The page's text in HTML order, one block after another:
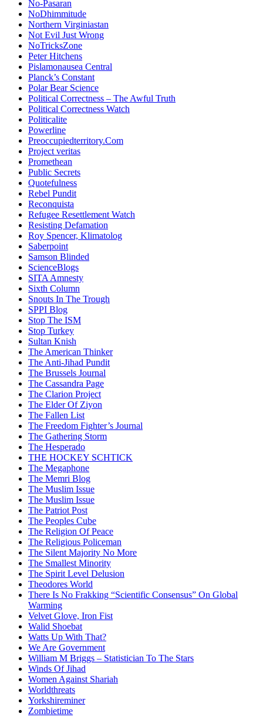
No-Pasaran
NoDhimmitude
Northern Virginiastan
Not Evil Just Wrong
NoTricksZone
Peter Hitchens
Pislamonausea Central
Planck’s Constant
Polar Bear Science
Political Correctness – The Awful Truth
Political Correctness Watch
Politicalite
Powerline
Preoccupiedterritory.Com
Project veritas
Promethean
Public Secrets
Quotefulness
Rebel Pundit
Reconquista
Refugee Resettlement Watch
Resisting Defamation
Roy Spencer, Klimatolog
Saberpoint
Samson Blinded
ScienceBlogs
SITA Amnesty
Sixth Column
Snouts In The Trough
SPPI Blog
Stop The ISM
Stop Turkey
Sultan Knish
The American Thinker
The Anti-Jihad Pundit
The Brussels Journal
The Cassandra Page
The Clarion Project
The Elder Of Ziyon
The Fallen List
The Freedom Fighter’s Journal
The Gathering Storm
The Hesperado
THE HOCKEY SCHTICK
The Megaphone
The Memri Blog
The Muslim Issue
The Muslim Issue
The Patriot Post
The Peoples Cube
The Religion Of Peace
The Religious Policeman
The Silent Majority No More
The Smallest Minority
The Spirit Level Delusion
Theodores World
There Is No Frakking “Scientific Consensus” On Global
Warming
Velvet Glove, Iron Fist
Walid Shoebat
Watts Up With That?
We Are Government
William M Briggs – Statistician To The Stars
Winds Of Jihad
Women Against Shariah
Worldthreats
Yorkshireminer
Zombietime